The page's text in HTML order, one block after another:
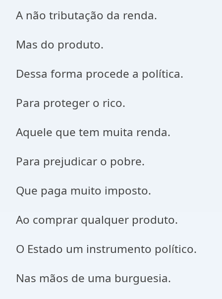
A não tributação da renda.
Mas do produto.
Dessa forma procede a política.
Para proteger o rico.
Aquele que tem muita renda.
Para prejudicar o pobre.
Que paga muito imposto.
Ao comprar qualquer produto.
O Estado um instrumento político.
Nas mãos de uma burguesia.